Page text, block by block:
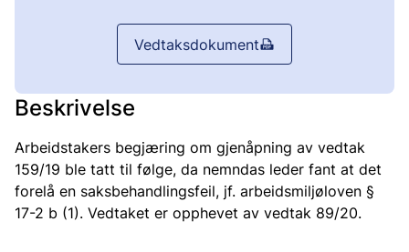
Vedtaksdokument
Beskrivelse
Arbeidstakers begjæring om gjenåpning av vedtak
159/19 ble tatt til følge, da nemndas leder fant at det
forelå en saksbehandlingsfeil, jf. arbeidsmiljøloven §
17-2 b (1). Vedtaket er opphevet av vedtak 89/20.